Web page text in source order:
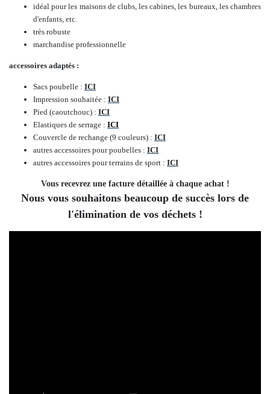
idéal pour les maisons de clubs, les cabines, les bureaux, les chambres
d'enfants, etc.
très robuste
marchandise professionnelle
accessoires adaptés :
Sacs poubelle : ICI
Impression souhaitée : ICI
Pied (caoutchouc) : ICI
Elastiques de serrage : ICI
Couvercle de rechange (9 couleurs) : ICI
autres accessoires pour poubelles : ICI
autres accessoires pour terrains de sport : ICI
Vous recevrez une facture détaillée à chaque achat !
Nous vous souhaitons beaucoup de succès lors de
l'élimination de vos déchets !